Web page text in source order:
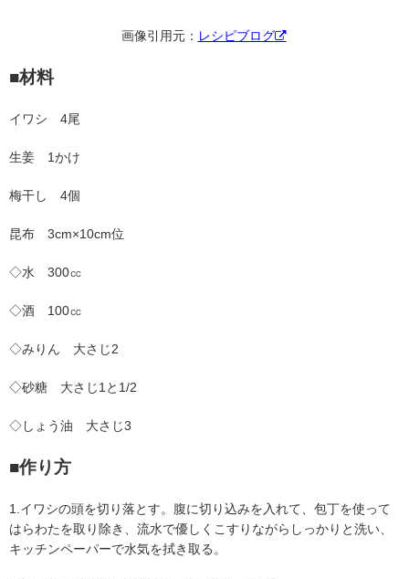
画像引用元： レシピブログ
■材料
イワシ 4尾
生姜 1かけ
梅干し 4個
昆布 3cm×10cm位
◇水 300㏄
◇酒 100㏄
◇みりん 大さじ2
◇砂糖 大さじ1と1/2
◇しょう油 大さじ3
■作り方
1.イワシの頭を切り落とす。腹に切り込みを入れて、包丁を使って
はらわたを取り除き、流水で優しくこすりながらしっかりと洗い、
キッチンペーパーで水気を拭き取る。